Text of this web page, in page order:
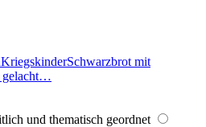
KriegskinderSchwarzbrot mit
gelacht…
und thematisch geordnet